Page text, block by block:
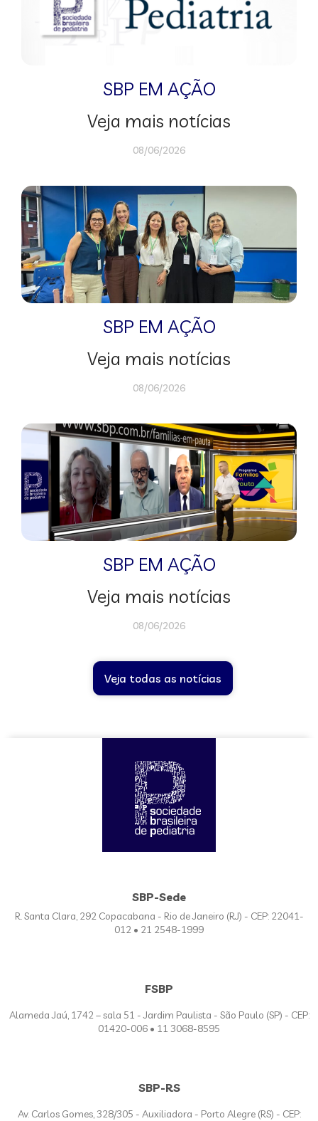
SBP EM AÇÃO
Veja mais notícias
08/06/2026
SBP EM AÇÃO
Veja mais notícias
08/06/2026
SBP EM AÇÃO
Veja mais notícias
08/06/2026
Veja todas as notícias
SBP-Sede
R. Santa Clara, 292 Copacabana - Rio de Janeiro (RJ) - CEP: 22041-
012 • 21 2548-1999
FSBP
Alameda Jaú, 1742 – sala 51 - Jardim Paulista - São Paulo (SP) - CEP:
01420-006 • 11 3068-8595
SBP-RS
Av. Carlos Gomes, 328/305 - Auxiliadora - Porto Alegre (RS) - CEP: